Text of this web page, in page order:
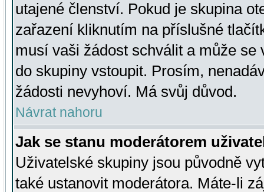
utajené členství. Pokud je skupina
zařazení kliknutím na příslušné
musí vaši žádost schválit a může se
do skupiny vstoupit. Prosím,
žádosti nevyhoví. Má svůj důvod.
Návrat nahoru
Jak se stanu moderátorem
Uživatelské skupiny jsou původně
také ustanovit moderátora. Máte-li